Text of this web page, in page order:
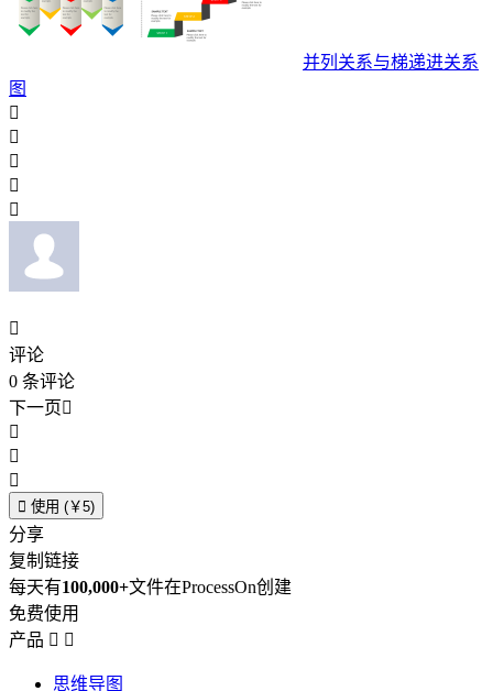
并列关系与梯递进关系
图






评论
0 条评论
下一页



 使用 (￥5)
分享
复制链接
每天有100,000+文件在ProcessOn创建
免费使用
产品  
思维导图